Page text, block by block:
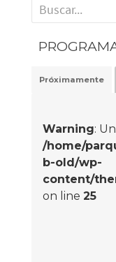
' . __('Search
Próximamente
Warning:
/home/
b-old/wp-
content/
on line 25